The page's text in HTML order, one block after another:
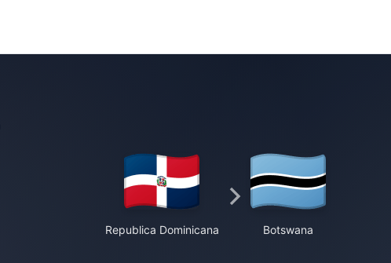
Republica Dominicana Botswana